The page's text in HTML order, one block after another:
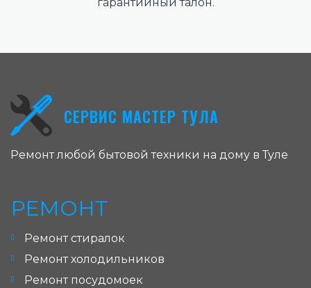
СЕРВИС МАСТЕР ТУЛА
Ремонт любой бытовой техники на дому в Туле
РЕМОНТ
Ремонт стиралок
Ремонт холодильников
Ремонт посудомоек